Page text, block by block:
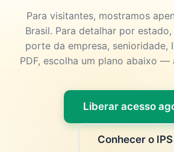
Para visitantes, mostramos
Brasil. Para detalhar por
porte da empresa, senioridade,
PDF, escolha um plano abaixo —
Liberar acesso
Conhecer o IPS